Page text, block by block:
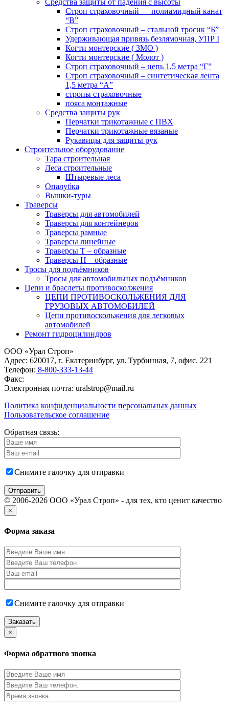
Средства защиты от падения с высоты
Строп страховочный — полиамидный канат
“В”
Строп страховочный – стальной тросик “Б”
Удерживающая привязь безлямочная, УПР I
Когти монтерские ( ЗМО )
Когти монтерские ( Молот )
Строп страховочный – цепь 1,5 метра “Г”
Строп страховочный – синтетическая лента
1,5 метра “А”
стропы страховочные
пояса монтажные
Средства защиты рук
Перчатки трикотажные с ПВХ
Перчатки трикотажные вязаные
Рукавицы для защиты рук
Строительное оборудование
Тара строительная
Леса строительные
Штыревые леса
Опалубка
Вышки-туры
Траверсы
Траверсы для автомобилей
Траверсы для контейнеров
Траверсы рамные
Траверсы линейные
Траверсы Т – образные
Траверсы Н – образные
Тросы для подъёмников
Тросы для автомобильных подъёмников
Цепи и браслеты противосколжения
ЦЕПИ ПРОТИВОСКОЛЬЖЕНИЯ ДЛЯ
ГРУЗОВЫХ АВТОМОБИЛЕЙ
Цепи противоскольжения для легковых
автомобилей
Ремонт гидроцилиндров
ООО «Урал Строп»
Адрес: 620017, г. Екатеринбург, ул. Турбинная, 7, офис. 221
Телефон: 8-800-333-13-44
Факс:
Электронная почта: uralstrop@mail.ru
Политика конфиденциальности персональных данных
Пользовательское соглашение
Обратная связь:
Снимите галочку для отправки
© 2006-2026 ООО «Урал Строп» - для тех, кто ценит качество
×
Форма заказа
Снимите галочку для отправки
×
Форма обратного звонка